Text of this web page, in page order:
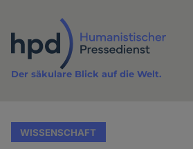
Inhalt
Der säkulare Blick auf die Welt.
WISSENSCHAFT